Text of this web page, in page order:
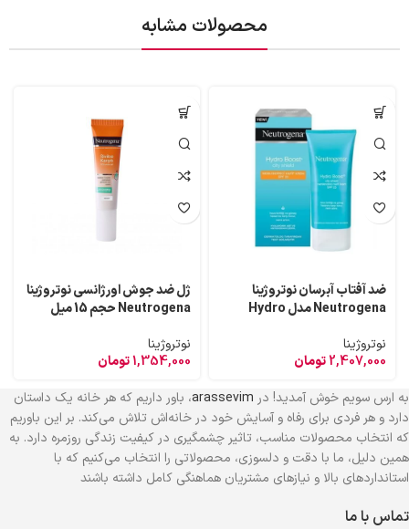
محصولات مشابه
ضد آفتاب آبرسان نوتروژینا
Neutrogena مدل Hydro
میل
نوتروژینا
2,407,000تومان
ژل ضد جوش اورژانسی نوتروژینا
Neutrogena حجم 15 میل
نوتروژینا
1,354,000تومان
به ارس سویم خوش آمدید! در arassevim، باور داریم که هر خانه یک داستان
دارد و هر فردی برای رفاه و آسایش خود در خانه‌اش تلاش می‌کند. بر این باوریم
که انتخاب محصولات مناسب، تاثیر چشمگیری در کیفیت زندگی روزمره دارد. به
همین دلیل، ما با دقت و دلسوزی، محصولاتی را انتخاب می‌کنیم که با
استانداردهای بالا و نیازهای مشتریان هماهنگی کامل داشته باشند
تماس با ما